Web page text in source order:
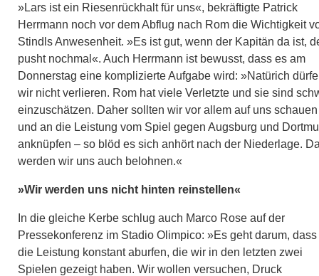
»Lars ist ein Riesenrückhalt für uns«, bekräftigte Patrick
Herrmann noch vor dem Abflug nach Rom die Wichtigkeit
Stindls Anwesenheit. »Es ist gut, wenn der Kapitän da ist,
pusht nochmal«. Auch Herrmann ist bewusst, dass es am
Donnerstag eine komplizierte Aufgabe wird: »Natürich
wir nicht verlieren. Rom hat viele Verletzte und sie sind
einzuschätzen. Daher sollten wir vor allem auf uns schauen
und an die Leistung vom Spiel gegen Augsburg und
anknüpfen – so blöd es sich anhört nach der Niederlage.
werden wir uns auch belohnen.«
»Wir werden uns nicht hinten reinstellen«
In die gleiche Kerbe schlug auch Marco Rose auf der
Pressekonferenz im Stadio Olimpico: »Es geht darum,
die Leistung konstant aburfen, die wir in den letzten zwei
Spielen gezeigt haben. Wir wollen versuchen, Druck